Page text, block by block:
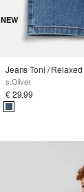
NEW
s.Oliver
€ 29,99